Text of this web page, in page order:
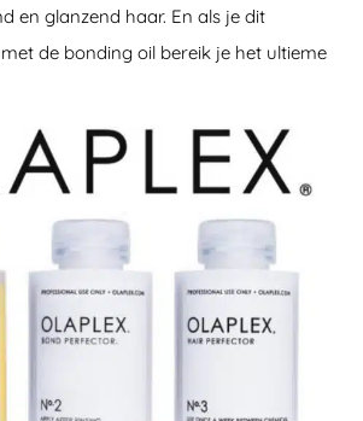
en glanzend haar. En als je dit
de bonding oil bereik je het ultieme